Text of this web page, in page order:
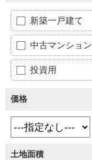
新築一戸建て
中古マンション
投資用
価格
土地面積